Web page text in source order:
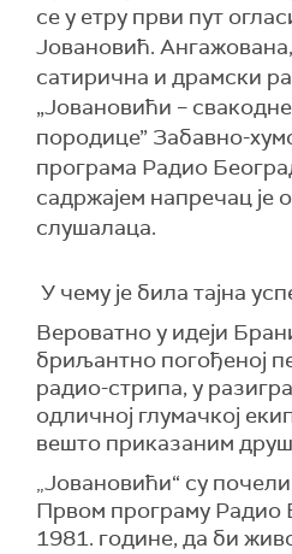
се у етру први пут
Јовановић.
сатирична и драмски
„Јовановићи –
породице” Забавно-
програма Радио
садржајем напречац је
слушалаца.
У чему је била тајна
Вероватно у идеји
бриљантно погођеној
радио-стрипа, у
одличној глумачкој
вешто приказаним
„Јовановићи“ су почели
Првом програму Радио
1981. године, да би